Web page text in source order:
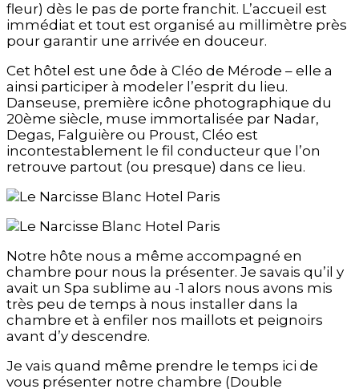
fleur) dès le pas de porte franchit. L’accueil est
immédiat et tout est organisé au millimètre près
pour garantir une arrivée en douceur.
Cet hôtel est une ôde à Cléo de Mérode – elle a
ainsi participer à modeler l’esprit du lieu.
Danseuse, première icône photographique du
20ème siècle, muse immortalisée par Nadar,
Degas, Falguière ou Proust, Cléo est
incontestablement le fil conducteur que l’on
retrouve partout (ou presque) dans ce lieu.
Notre hôte nous a même accompagné en
chambre pour nous la présenter. Je savais qu’il y
avait un Spa sublime au -1 alors nous avons mis
très peu de temps à nous installer dans la
chambre et à enfiler nos maillots et peignoirs
avant d’y descendre.
Je vais quand même prendre le temps ici de
vous présenter notre chambre (Double